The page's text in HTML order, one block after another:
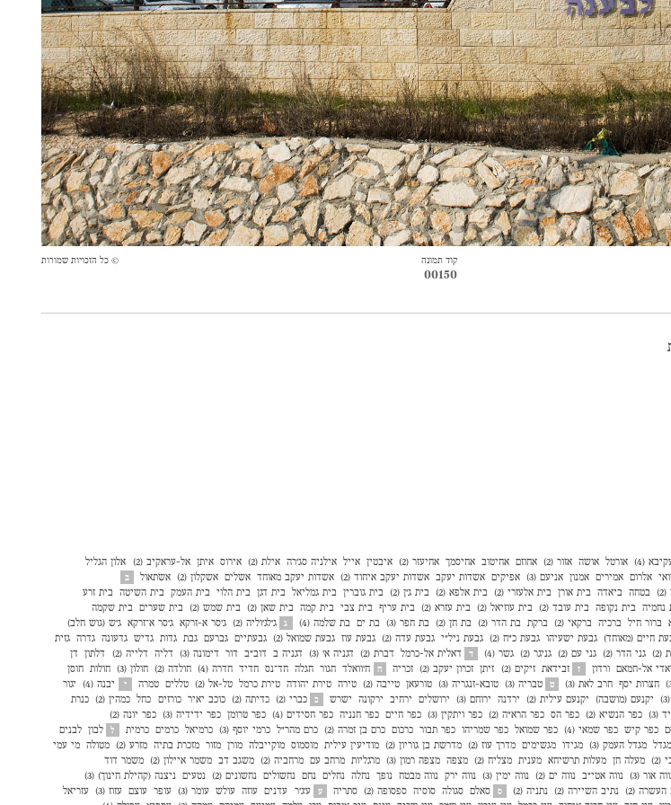
קוד תמונה
00150
© כל הזכויות שמורות
(4) אורטל אושה אזור (2) אחוזם אחיטוב אחיסמך אחיעזר (2) איבטין אייל אילניה סג׳רה אילת (2) אירוס איתן אל-עראקיב (2)
אלון הגליל
אלרום אמירים אמנון אניעם (3) אפיקים אשדות יעקב אשדות יעקב איחוד (2) אשדות יעקב מאוחד אשלים אשקלון (2) אשתאול ב
בטחה ביאדה בית אורן בית אלעזרי (2) בית אלפא (2) בית ג'ן (2) בית גוברין בית גמליאל בית דגן בית הלוי בית העמק בית השיטה
בית זרע
נחמיה בית נקופה בית עובד (2) בית עוזיאל (2) בית עזרא (2) בית עריף בית צבי בית קמה בית שאן (2) בית שמש (2) בית שערים
בית שקמה
ברור חיל ברכיה ברקאי (2) ברקת בת הדר (2) בת חן (2) בת חפר (3) בת ים בת שלמה (4) ג ג'לג'וליה (2) ג'סר א-זרקא ג'סר א־זרקא
ג'ש (גוש חלב)
חיים (מאוחד) גבעת ישעיהו גבעת כ"ח (2) גבעת ניל"י גבעת עדה (2) גבעת עוז גבעת שמואל (2) גבעתיים גברעם גבת גדות גדיש גדעונה גדרה
גזית
(2) גני הדר (2) גני עם (2) גניגר (2) גשר (4) ד דאלית אל-כרמל דברת (2) דגניה א׳ (3) דגניה ב דוב"ב דור דימונה (3) דליה דלייה (2) דלתון
דן
אל-חמאם ורדון ז זבידאת זיקים (2) זיתן זכרון יעקב (2) זכריה ח ח'וואלד חגור חגלה חד־נס חדיד חדרה (4) חולדה (2) חולון (3) חולות
חוסן
חצרות יסף חרב לאת (3) ט טבריה (3) טובא-זנגריה (3) טורעאן טייבה (2) טירה טירת יהודה טירת כרמל טל-אל (2) טללים טמרה י יבנה (4)
יגור
יקנעם (מושבה) יקנעם עילית (2) ירדנה ירוחם (3) ירושלים ירחיב ירקונה ישרש כ כברי (2) כדיתה (2) כוכב יאיר כורזים כחל כמהין (2)
כנרת
(3) כפר הנשיא (2) כפר הס כפר הרא"ה (2) כפר ויתקין (3) כפר חיים כפר חנניה כפר חסידים (4) כפר טרומן כפר ידידיה (3)
כפר יונה (2)
כפר קיש כפר שמאי (4) כפר שמואל כפר שמריהו כפר תבור כרכום כרם בן זמרה (2) כרם מהר"ל כרמי יוסף (3) כרמיאל כרמים כרמית ל לבון
לבנים
מגדל מגדל העמק (3) מגידו מגשימים מדרך עוז (2) מדרשת בן גוריון (2) מודיעין עילית מוסמוס מוקייבלה מורן מזור מזכרת בתיה מזרע (2) מטולה
מי עמי
(2) מעלה חן מעלות תרשיחא מענית מצליח (2) מצפה מצפה רמון (3) מרגליות מרחב עם מרחביה (2) משגב דב משמר איילון (2)
משמר דוד
אור (3) נווה אטי״ב נווה ים (2) נווה ימין (3) נווה ירק נווה מבטח נופך נחלה נחלים נחם נחשולים נחשונים (2) נטעים
ניצנה (קהילת חינוך) (3)
העשרה (2) נתיב השיירה (2) נתניה (2) ס סאלם סגולה סוסיה ספסופה (2) סתריה ע ע'ג'ר עדנים עוזה עולש עומר (3) עופר עוצם עזוז (3)
עזריאל